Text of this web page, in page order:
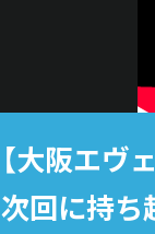
【大阪エヴ
次回に持ち